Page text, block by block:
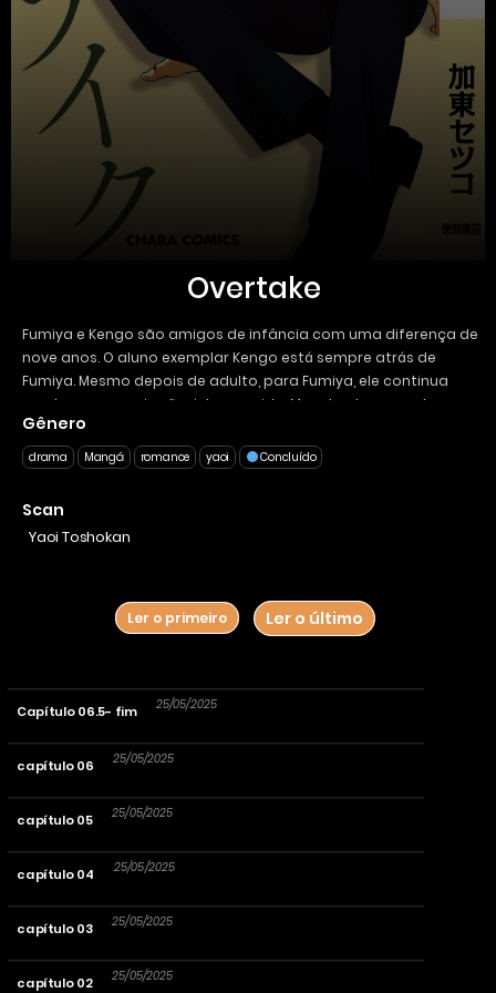
Overtake
Fumiya e Kengo são amigos de infância com uma diferença de
nove anos. O aluno exemplar Kengo está sempre atrás de
Fumiya. Mesmo depois de adulto, para Fumiya, ele continua
sendo como um irmãozinho querido. Mas desde que se tornou
aluno de provas, Kengo tem lançado olhares cada vez mais
acalorados para Fumiya. Além disso, ele declarou: “Se eu passar
nas provas, ganho um beijo seu!”. Outras histórias incluem
Gênero
drama Mangá romance yaoi Concluído
Scan
Yaoi Toshokan
Ler o primeiro Ler o último
Capítulo 06.5- fim 25/05/2025
capítulo 06 25/05/2025
capítulo 05 25/05/2025
capítulo 04 25/05/2025
capítulo 03 25/05/2025
capítulo 02 25/05/2025